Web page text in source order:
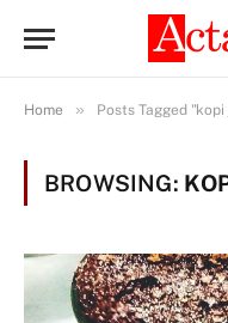
Home » Posts Tagged
BROWSING: